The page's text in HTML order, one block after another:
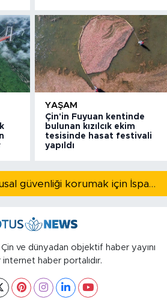
YAŞAM
Çin'in Fuyuan kentinde
bulunan kızılcık ekim
tesisinde hasat festivali
yapıldı
İtalya Başbakanı: Ulusal güvenliği korumak için İspanya ile Schengen kapsamındaki serbest dolaşımı askıya alıyoruz
ve dünyadan objektif haber yayını
haber portalıdır.